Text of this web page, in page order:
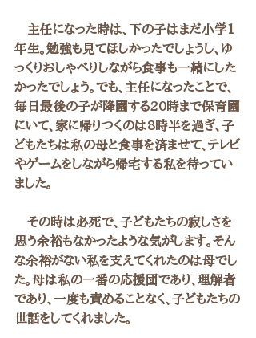
主任になった時は、下の子はまだ小学1
年生。勉強も見てほしかったでしょうし、ゆ
っくりおしゃべりしながら食事も一緒にした
かったでしょう。でも、主任になったことで、
毎日最後の子が降園する20時まで保育園
にいて、家に帰りつくのは8時半を過ぎ、子
どもたちは私の母と食事を済ませて、テレビ
やゲームをしながら帰宅する私を待ってい
ました。
その時は必死で、子どもたちの寂しさを
思う余裕もなかったような気がします。そん
な余裕がない私を支えてくれたのは母でし
た。母は私の一番の応援団であり、理解者
であり、一度も責めることなく、子どもたちの
世話をしてくれました。